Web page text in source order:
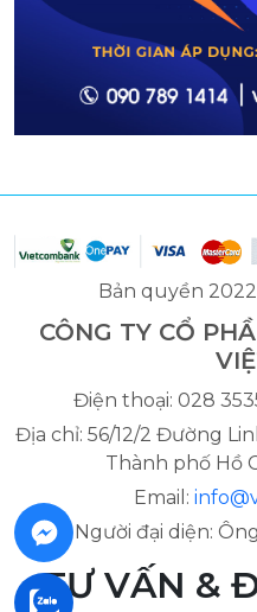
Bản quyền
CÔNG TY CỔ
Điện thoại: 028
Địa chỉ: 56/12/2 Đường
Thành phố Hồ
Email:
Người đại diện:
TƯ VẤN &